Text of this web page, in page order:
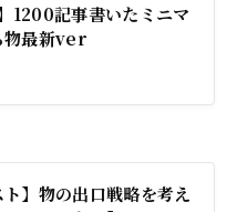
1200記事書いたミニマ
物最新ver
ト】物の出口戦略を考え